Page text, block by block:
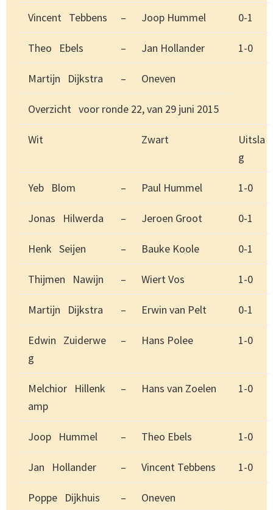
Vincent Tebbens – Joop Hummel 0-1
Theo Ebels – Jan Hollander 1-0
Martijn Dijkstra – Oneven
Overzicht voor ronde 22, van 29 juni 2015
Wit Zwart
Uitsla
g
Yeb Blom – Paul Hummel 1-0
Jonas Hilwerda – Jeroen Groot 0-1
Henk Seijen – Bauke Koole 0-1
Thijmen Nawijn – Wiert Vos 1-0
Martijn Dijkstra – Erwin van Pelt 0-1
Edwin Zuiderwe
g
– Hans Polee 1-0
Melchior Hillenk
amp
– Hans van Zoelen 1-0
Joop Hummel – Theo Ebels 1-0
Jan Hollander – Vincent Tebbens 1-0
Poppe Dijkhuis – Oneven